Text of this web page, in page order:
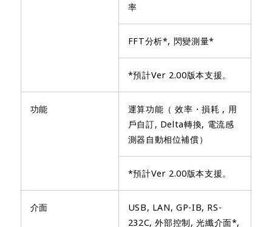
率
FFT分析*, 閃變測量*
*預計Ver 2.00版本支援。
功能
運算功能（ 效率・損耗 , 用
戶自訂, Delta轉換, 電流感
測器自動相位補償）
*預計Ver 2.00版本支援。
介面
USB, LAN, GP-IB, RS-
232C, 外部控制, 光纖介面*,